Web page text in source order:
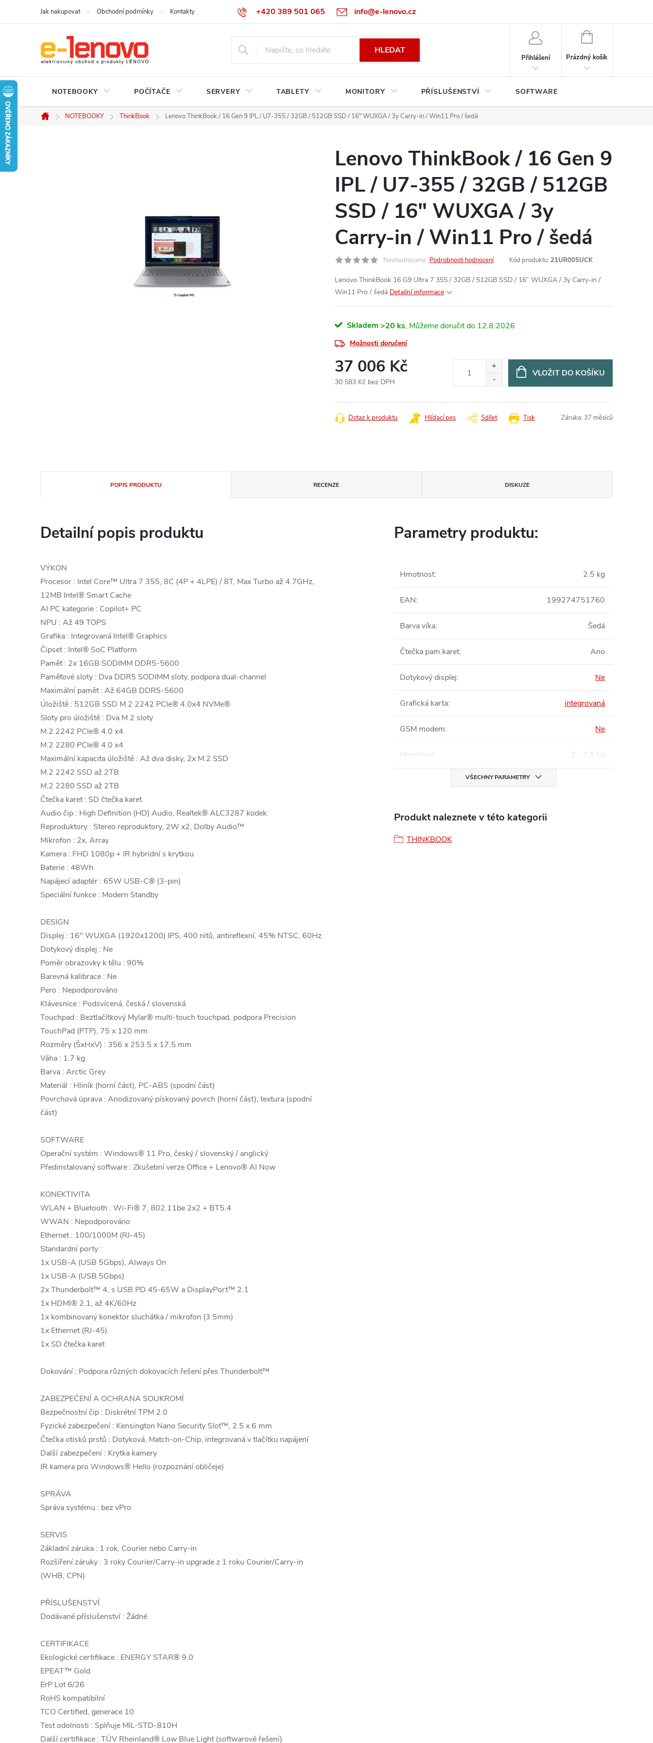
+420 389 501 065 info@e-lenovo.cz
Jak nakupovat Obchodní podmínky Kontakty
HLEDAT
Přihlášení
NÁKUPNÍ
Prázdný košík
NOTEBOOKY POČÍTAČE SERVERY TABLETY MONITORY PŘÍSLUŠENSTVÍ SOFTWARE
Domů
NOTEBOOKY ThinkBook Lenovo ThinkBook / 16 Gen 9 IPL / U7-355 / 32GB / 512GB SSD / 16" WUXGA / 3y Carry-in / Win11 Pro / šedá
Lenovo ThinkBook / 16 Gen 9
IPL / U7-355 / 32GB / 512GB
SSD / 16" WUXGA / 3y
Carry-in / Win11 Pro / šedá
Neohodnoceno Podrobnosti hodnocení Kód produktu: 21UR005UCK
Lenovo ThinkBook 16 G9 Ultra 7 355 / 32GB / 512GB SSD / 16” WUXGA / 3y Carry-in /
Win11 Pro / šedá Detailní informace
Skladem >20 ks 12.8.2026
Možnosti doručení
37 006 Kč
30 583 Kč bez DPH
cena:
VLOŽIT DO KOŠÍKU
Tisk
Dotaz k produktu Hlídací pes Sdílet Záruka: 37 měsíců
POPIS PRODUKTU RECENZE DISKUZE
Detailní popis produktu
VÝKON
Procesor : Intel Core™ Ultra 7 355, 8C (4P + 4LPE) / 8T, Max Turbo až 4.7GHz,
12MB Intel® Smart Cache
AI PC kategorie : Copilot+ PC
NPU : Až 49 TOPS
Grafika : Integrovaná Intel® Graphics
Čipset : Intel® SoC Platform
Paměť : 2x 16GB SODIMM DDR5-5600
Paměťové sloty : Dva DDR5 SODIMM sloty, podpora dual-channel
Maximální paměť : Až 64GB DDR5-5600
Úložiště : 512GB SSD M.2 2242 PCIe® 4.0x4 NVMe®
Sloty pro úložiště : Dva M.2 sloty
M.2 2242 PCIe® 4.0 x4
M.2 2280 PCIe® 4.0 x4
Maximální kapacita úložiště : Až dva disky, 2x M.2 SSD
M.2 2242 SSD až 2TB
M.2 2280 SSD až 2TB
Čtečka karet : SD čtečka karet
Audio čip : High Definition (HD) Audio, Realtek® ALC3287 kodek
Reproduktory : Stereo reproduktory, 2W x2, Dolby Audio™
Mikrofon : 2x, Array
Kamera : FHD 1080p + IR hybridní s krytkou
Baterie : 48Wh
Napájecí adaptér : 65W USB-C® (3-pin)
Speciální funkce : Modern Standby
DESIGN
Displej : 16" WUXGA (1920x1200) IPS, 400 nitů, antireflexní, 45% NTSC, 60Hz
Dotykový displej : Ne
Poměr obrazovky k tělu : 90%
Barevná kalibrace : Ne
Pero : Nepodporováno
Klávesnice : Podsvícená, česká / slovenská
Touchpad : Beztlačítkový Mylar® multi-touch touchpad, podpora Precision
TouchPad (PTP), 75 x 120 mm
Rozměry (ŠxHxV) : 356 x 253.5 x 17.5 mm
Váha : 1.7 kg
Barva : Arctic Grey
Materiál : Hliník (horní část), PC-ABS (spodní část)
Povrchová úprava : Anodizovaný pískovaný povrch (horní část), textura (spodní
část)
SOFTWARE
Operační systém : Windows® 11 Pro, český / slovenský / anglický
Předinstalovaný software : Zkušební verze Office + Lenovo® AI Now
KONEKTIVITA
WLAN + Bluetooth : Wi-Fi® 7, 802.11be 2x2 + BT5.4
WWAN : Nepodporováno
Ethernet : 100/1000M (RJ-45)
Standardní porty :
1x USB-A (USB 5Gbps), Always On
1x USB-A (USB 5Gbps)
2x Thunderbolt™ 4, s USB PD 45-65W a DisplayPort™ 2.1
1x HDMI® 2.1, až 4K/60Hz
1x kombinovaný konektor sluchátka / mikrofon (3.5mm)
1x Ethernet (RJ-45)
1x SD čtečka karet
Dokování : Podpora různých dokovacích řešení přes Thunderbolt™
ZABEZPEČENÍ A OCHRANA SOUKROMÍ
Bezpečnostní čip : Diskrétní TPM 2.0
Fyzické zabezpečení : Kensington Nano Security Slot™, 2.5 x 6 mm
Čtečka otisků prstů : Dotyková, Match-on-Chip, integrovaná v tlačítku napájení
Další zabezpečení : Krytka kamery
IR kamera pro Windows® Hello (rozpoznání obličeje)
SPRÁVA
Správa systému : bez vPro
SERVIS
Základní záruka : 1 rok, Courier nebo Carry-in
Rozšíření záruky : 3 roky Courier/Carry-in upgrade z 1 roku Courier/Carry-in
(WHB, CPN)
PŘÍSLUŠENSTVÍ
Dodávané příslušenství : Žádné
CERTIFIKACE
Ekologické certifikace : ENERGY STAR® 9.0
EPEAT™ Gold
ErP Lot 6/26
RoHS kompatibilní
TCO Certified, generace 10
Test odolnosti : Splňuje MIL-STD-810H
Další certifikace : TÜV Rheinland® Low Blue Light (softwarové řešení)
Parametry produktu:
Hmotnost: 2.5 kg
EAN: 199274751760
Barva víka: Šedá
Čtečka pam.karet: Ano
Dotykový displej: Ne
Grafická karta: integrovaná
GSM modem: Ne
Hmotnost: 2 - 2,5 kg
VŠECHNY PARAMETRY
Produkt naleznete v této kategorii
THINKBOOK